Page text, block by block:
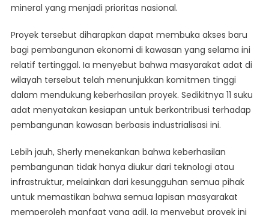
mineral yang menjadi prioritas nasional.
Proyek tersebut diharapkan dapat membuka akses baru
bagi pembangunan ekonomi di kawasan yang selama ini
relatif tertinggal. Ia menyebut bahwa masyarakat adat di
wilayah tersebut telah menunjukkan komitmen tinggi
dalam mendukung keberhasilan proyek. Sedikitnya 11 suku
adat menyatakan kesiapan untuk berkontribusi terhadap
pembangunan kawasan berbasis industrialisasi ini.
Lebih jauh, Sherly menekankan bahwa keberhasilan
pembangunan tidak hanya diukur dari teknologi atau
infrastruktur, melainkan dari kesungguhan semua pihak
untuk memastikan bahwa semua lapisan masyarakat
memperoleh manfaat yang adil. Ia menyebut proyek ini